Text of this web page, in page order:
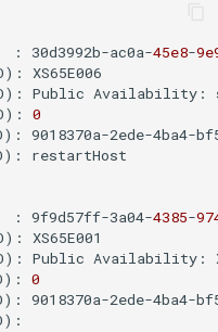
: 30d3992b-ac0a-
45e8-
XS65E006
Public Availability:
: 0
9018370a-2ede-4ba4-
restartHost
: 9f9d57ff-3a04-
4385-
XS65E001
Public
0
9018370a-2ede-4ba4-